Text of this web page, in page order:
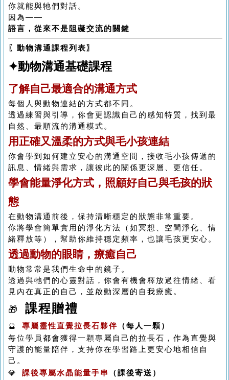
你就能與牠們對話。
因為——
語言，從來不是阻礙交流的關鍵
〖動物溝通課程列表〗
✦動物溝通基礎課程
了解自己最適合的溝通方式
每個人與動物連結的方式都不同。
透過練習與引導，你會更認識自己的感知特質，找到最
自然、最順流的溝通模式。
用正確又溫柔的方式與毛小孩連結
你會學到如何建立安心的溝通空間，接收毛小孩傳遞的
訊息、情緒與需求，讓彼此的關係更深層、更信任。
學會能量淨化方式，照顧好自己與毛孩的狀
態
在動物溝通前後，保持清晰穩定的狀態非常重要。
你將學會簡單實用的淨化方法（如冥想、空間淨化、情
緒釋放等），幫助你維持穩定頻率，也讓毛孩更安心。
透過動物的眼睛，療癒自己
動物常常是我們生命中的鏡子。
透過與牠們的心靈對話，你會有機會釋放過往情緒、看
見內在真正的自己，並啟動深層的自我療癒。
🎁 課程贈禮
🔮 專屬靈性直覺拉長石夥伴 （每人一顆）
每位學員都會獲得一顆專屬自己的拉長石，作為直覺與
守護的能量陪伴，支持你在學習路上更安心地相信自
己。
💎 課後專屬水晶能量手串
（課後寄送）